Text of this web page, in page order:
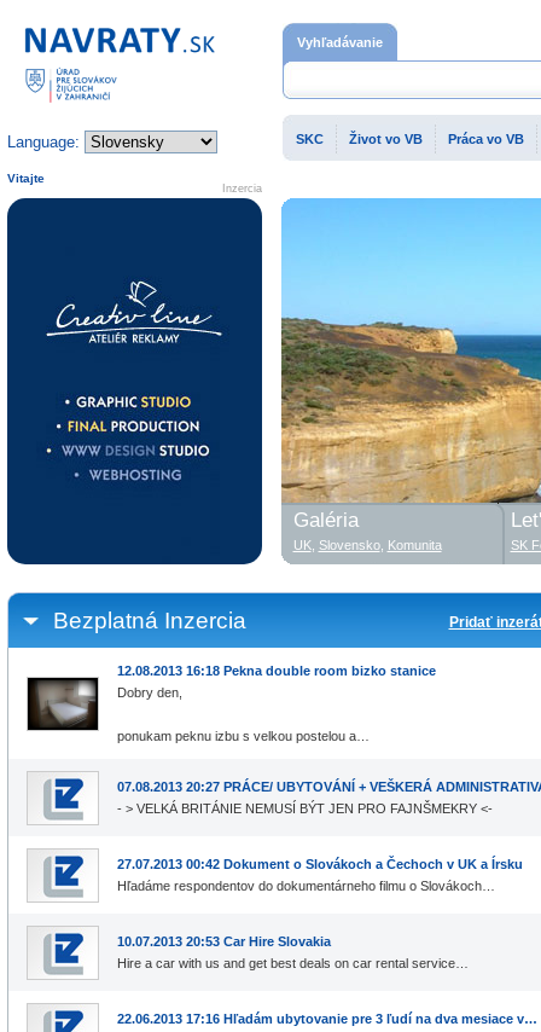
Bezplatná Inzercia Pridať
12.08.2013 16:18 Pekna double room bizko stanice
Dobry den,
ponukam peknu izbu s velkou postelou a…
07.08.2013 20:27 PRÁCE/ UBYTOVÁNÍ + VEŠKERÁ
- > VELKÁ BRITÁNIE NEMUSÍ BÝT JEN PRO FAJNŠMEKRY <-
27.07.2013 00:42 Dokument o Slovákoch a Čechoch v UK a Írsku
Hľadáme respondentov do dokumentárneho filmu o Slovákoch…
10.07.2013 20:53 Car Hire Slovakia
Hire a car with us and get best deals on car rental service…
22.06.2013 17:16 Hľadám ubytovanie pre 3 ľudí na dva mesiace v…
Domovská stránka
Language:
Vyhľadávanie
SKC Život vo VB Práca vo VB
Inzercia
Vitajte
Galéria
UK, Slovensko, Komunita SK